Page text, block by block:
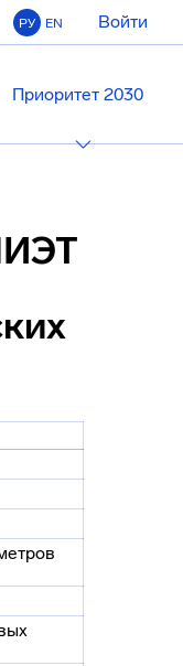
РУ EN Войти
Приоритет 2030